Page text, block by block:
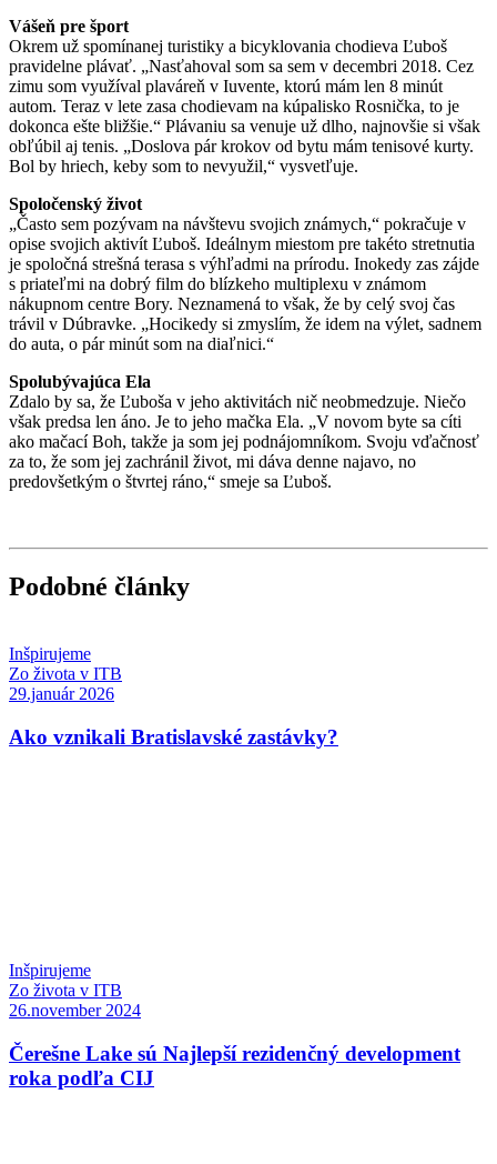
Vášeň pre šport
Okrem už spomínanej turistiky a bicyklovania chodieva Ľuboš
pravidelne plávať. „Nasťahoval som sa sem v decembri 2018. Cez
zimu som využíval plaváreň v Iuvente, ktorú mám len 8 minút
autom. Teraz v lete zasa chodievam na kúpalisko Rosnička, to je
dokonca ešte bližšie.“ Plávaniu sa venuje už dlho, najnovšie si však
obľúbil aj tenis. „Doslova pár krokov od bytu mám tenisové kurty.
Bol by hriech, keby som to nevyužil,“ vysvetľuje.
Spoločenský život
„Často sem pozývam na návštevu svojich známych,“ pokračuje v
opise svojich aktivít Ľuboš. Ideálnym miestom pre takéto stretnutia
je spoločná strešná terasa s výhľadmi na prírodu. Inokedy zas zájde
s priateľmi na dobrý film do blízkeho multiplexu v známom
nákupnom centre Bory. Neznamená to však, že by celý svoj čas
trávil v Dúbravke. „Hocikedy si zmyslím, že idem na výlet, sadnem
do auta, o pár minút som na diaľnici.“
Spolubývajúca Ela
Zdalo by sa, že Ľuboša v jeho aktivitách nič neobmedzuje. Niečo
však predsa len áno. Je to jeho mačka Ela. „V novom byte sa cíti
ako mačací Boh, takže ja som jej podnájomníkom. Svoju vďačnosť
za to, že som jej zachránil život, mi dáva denne najavo, no
predovšetkým o štvrtej ráno,“ smeje sa Ľuboš.
Podobné články
Inšpirujeme
Zo života v ITB
29.január 2026
Ako vznikali Bratislavské zastávky?
Inšpirujeme
Zo života v ITB
26.november 2024
Čerešne Lake sú Najlepší rezidenčný development
roka podľa CIJ